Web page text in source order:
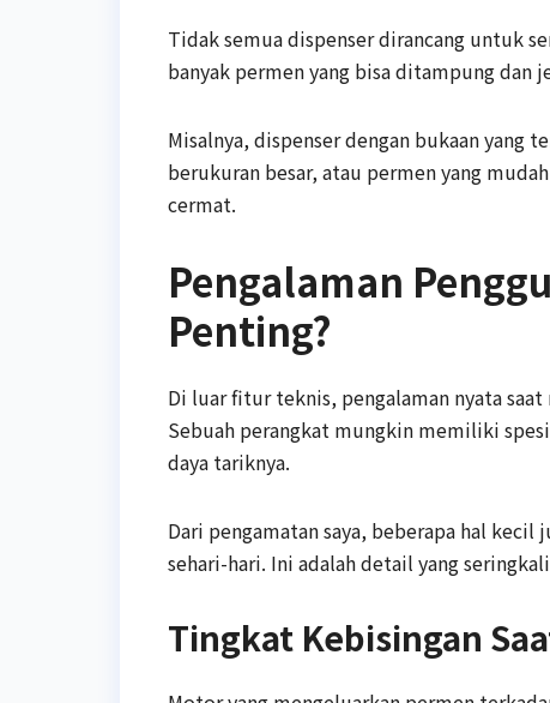
Tidak semua dispenser dirancang untuk
banyak permen yang bisa ditampung dan
Misalnya, dispenser dengan bukaan
berukuran besar, atau permen yang
cermat.
Pengalaman
Penting?
Di luar fitur teknis, pengalaman nyata
Sebuah perangkat mungkin memiliki
daya tariknya.
Dari pengamatan saya, beberapa hal
sehari-hari. Ini adalah detail yang
Tingkat Kebisingan